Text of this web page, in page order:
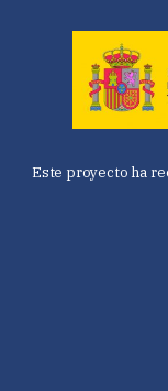
Este proyecto ha